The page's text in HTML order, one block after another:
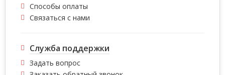
Способы оплаты
Связаться с нами
Служба поддержки
Задать вопрос